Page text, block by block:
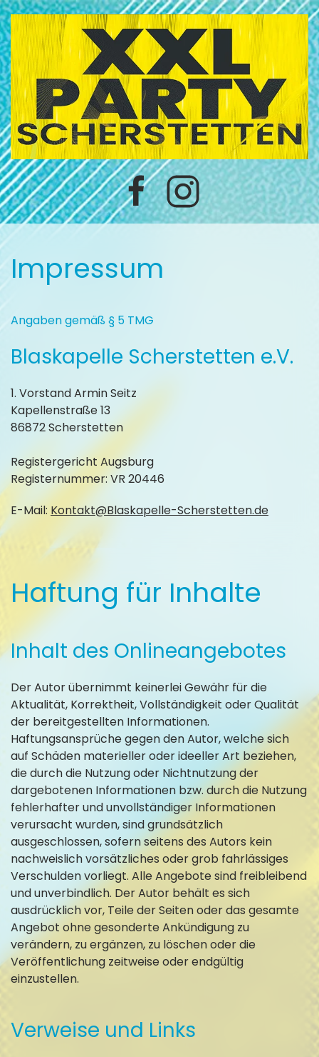
Impressum
Angaben gemäß § 5 TMG
Blaskapelle Scherstetten e.V.
1. Vorstand Armin Seitz
Kapellenstraße 13
86872 Scherstetten
Registergericht Augsburg
Registernummer: VR 20446
E-Mail: Kontakt@Blaskapelle-Scherstetten.de
Haftung für Inhalte
Inhalt des Onlineangebotes
Der Autor übernimmt keinerlei Gewähr für die
Aktualität, Korrektheit, Vollständigkeit oder Qualität
der bereitgestellten Informationen.
Haftungsansprüche gegen den Autor, welche sich
auf Schäden materieller oder ideeller Art beziehen,
die durch die Nutzung oder Nichtnutzung der
dargebotenen Informationen bzw. durch die Nutzung
fehlerhafter und unvollständiger Informationen
verursacht wurden, sind grundsätzlich
ausgeschlossen, sofern seitens des Autors kein
nachweislich vorsätzliches oder grob fahrlässiges
Verschulden vorliegt. Alle Angebote sind freibleibend
und unverbindlich. Der Autor behält es sich
ausdrücklich vor, Teile der Seiten oder das gesamte
Angebot ohne gesonderte Ankündigung zu
verändern, zu ergänzen, zu löschen oder die
Veröffentlichung zeitweise oder endgültig
einzustellen.
Verweise und Links